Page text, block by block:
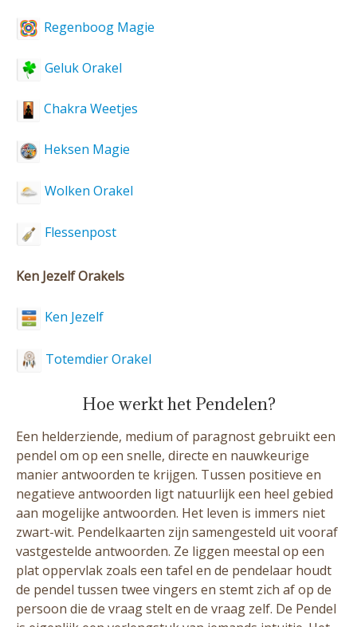
Regenboog Magie
Geluk Orakel
Chakra Weetjes
Heksen Magie
Wolken Orakel
Flessenpost
Ken Jezelf Orakels
Ken Jezelf
Totemdier Orakel
Hoe werkt het Pendelen?
Een helderziende, medium of paragnost gebruikt een
pendel om op een snelle, directe en nauwkeurige
manier antwoorden te krijgen. Tussen positieve en
negatieve antwoorden ligt natuurlijk een heel gebied
aan mogelijke antwoorden. Het leven is immers niet
zwart-wit. Pendelkaarten zijn samengesteld uit vooraf
vastgestelde antwoorden. Ze liggen meestal op een
plat oppervlak zoals een tafel en de pendelaar houdt
de pendel tussen twee vingers en stemt zich af op de
persoon die de vraag stelt en de vraag zelf. De Pendel